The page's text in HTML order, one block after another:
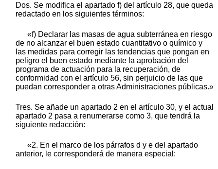
Dos. Se modifica el apartado f) del artículo 28, que queda
redactado en los siguientes términos:
«f) Declarar las masas de agua subterránea en riesgo
de no alcanzar el buen estado cuantitativo o químico y
las medidas para corregir las tendencias que pongan en
peligro el buen estado mediante la aprobación del
programa de actuación para la recuperación, de
conformidad con el artículo 56, sin perjuicio de las que
puedan corresponder a otras Administraciones públicas.»
Tres. Se añade un apartado 2 en el artículo 30, y el actual
apartado 2 pasa a renumerarse como 3, que tendrá la
siguiente redacción:
«2. En el marco de los párrafos d y e del apartado
anterior, le corresponderá de manera especial: